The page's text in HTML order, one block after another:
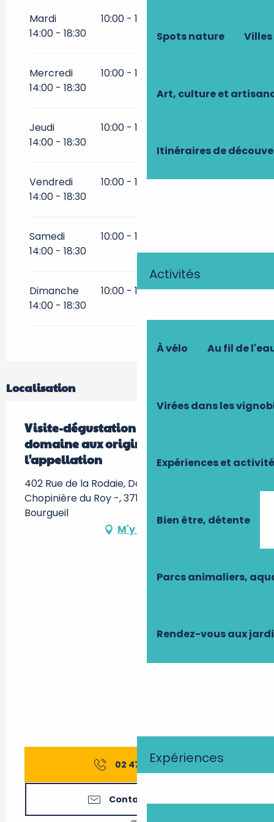
Spots nature
Art, culture et
Itinéraires de
Activités
À vélo Au fil de
Virées dans les
Expériences et
Bien être, détente
Parcs animaliers,
Rendez-vous aux
Expériences
Mardi 10:00 - 12:00
14:00 - 18:30
Mercredi 10:00 - 12:00
14:00 - 18:30
Jeudi 10:00 - 12:00
14:00 - 18:30
Vendredi 10:00 - 12:00
10:00 - 11:30
14:00 - 18:30
Samedi 10:00 - 12:00
14:00 - 18:30
Dimanche 10:00 - 12:00
10:00 - 11:30
14:00 - 18:30
Localisation
Visite-dégustation : Visite du
domaine aux origines de
l'appellation
402 Rue de la Rodaie, Domaine de la
Chopinière du Roy -, 37140 Saint-Nicolas-de-
Bourgueil
M'y rendre
02 47 97 77▒▒
Contactez-nous